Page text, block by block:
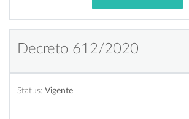
Decreto 612/2020
Status: Vigente